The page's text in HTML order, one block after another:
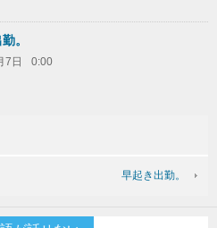
。
7日 0:00
早起き出勤。